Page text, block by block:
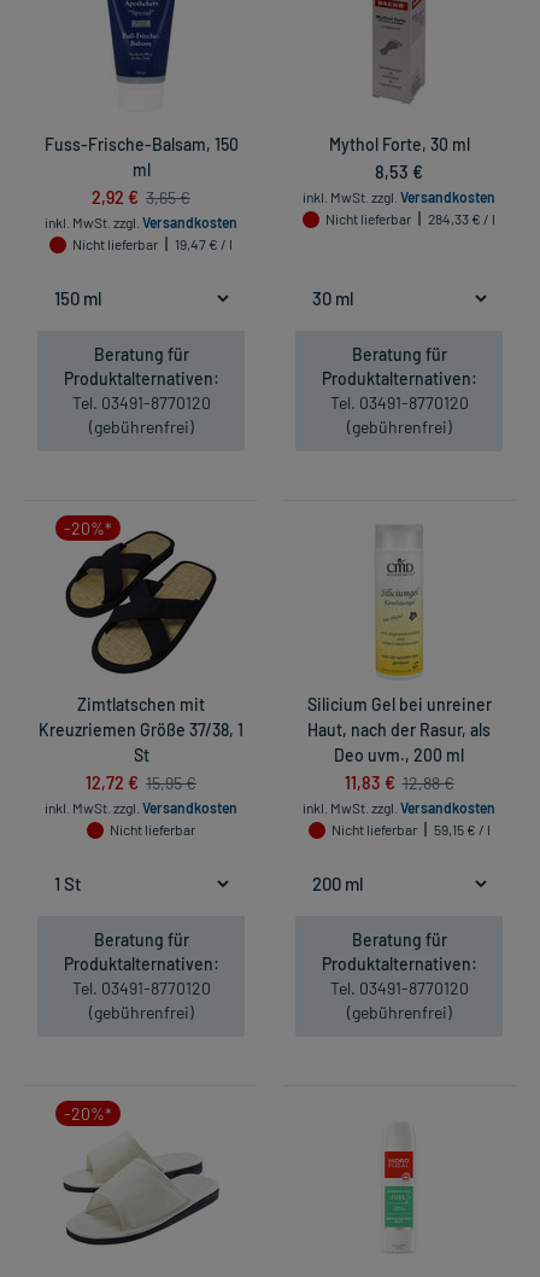
Fuss-Frische-Balsam, 150
ml
2,92 € 3,65 €
inkl. MwSt. zzgl. Versandkosten
Nicht lieferbar
19,47 € / l
Beratung für
Produktalternativen:
Tel. 03491-8770120
(gebührenfrei)
Mythol Forte, 30 ml
8,53 €
inkl. MwSt. zzgl. Versandkosten
Nicht lieferbar
284,33 € / l
Beratung für
Produktalternativen:
Tel. 03491-8770120
(gebührenfrei)
-20%*
Zimtlatschen mit
Kreuzriemen Größe 37/38, 1
St
12,72 € 15,95 €
inkl. MwSt. zzgl. Versandkosten
Nicht lieferbar
Beratung für
Produktalternativen:
Tel. 03491-8770120
(gebührenfrei)
Silicium Gel bei unreiner
Haut, nach der Rasur, als
Deo uvm., 200 ml
11,83 € 12,88 €
inkl. MwSt. zzgl. Versandkosten
Nicht lieferbar
59,15 € / l
Beratung für
Produktalternativen:
Tel. 03491-8770120
(gebührenfrei)
-20%*